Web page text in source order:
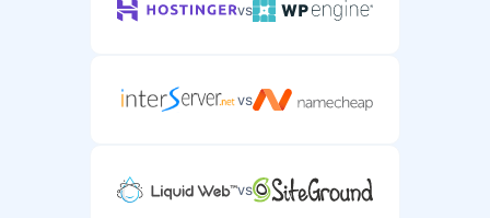
vs
vs
vs